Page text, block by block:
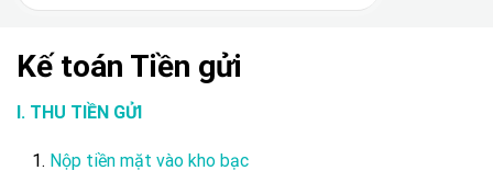
Kế toán Tiền gửi
I. THU TIỀN GỬI
Nộp tiền mặt vào kho bạc